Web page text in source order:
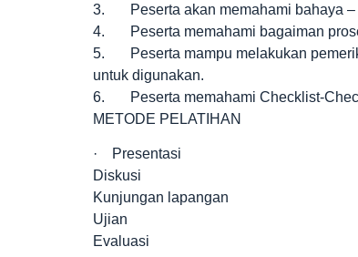
3. Peserta akan memahami bahaya –
4. Peserta memahami bagaiman
5. Peserta mampu melakukan
untuk digunakan.
6. Peserta memahami Checklist-
METODE PELATIHAN
· Presentasi
Diskusi
Kunjungan lapangan
Ujian
Evaluasi